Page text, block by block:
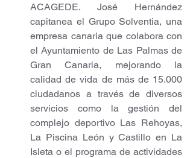
ACAGEDE. José Hernández
capitanea el Grupo Solventia, una
empresa canaria que colabora con
el Ayuntamiento de Las Palmas de
Gran Canaria, mejorando la
calidad de vida de más de 15.000
ciudadanos a través de diversos
servicios como la gestión del
complejo deportivo Las Rehoyas,
La Piscina León y Castillo en La
Isleta o el programa de actividades